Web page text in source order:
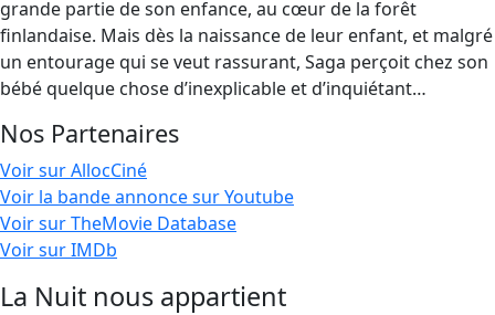
grande partie de son enfance, au cœur de la forêt
finlandaise. Mais dès la naissance de leur enfant, et malgré
un entourage qui se veut rassurant, Saga perçoit chez son
bébé quelque chose d’inexplicable et d’inquiétant…
Nos Partenaires
Voir sur AllocCiné
Voir la bande annonce sur Youtube
Voir sur TheMovie Database
Voir sur IMDb
La Nuit nous appartient